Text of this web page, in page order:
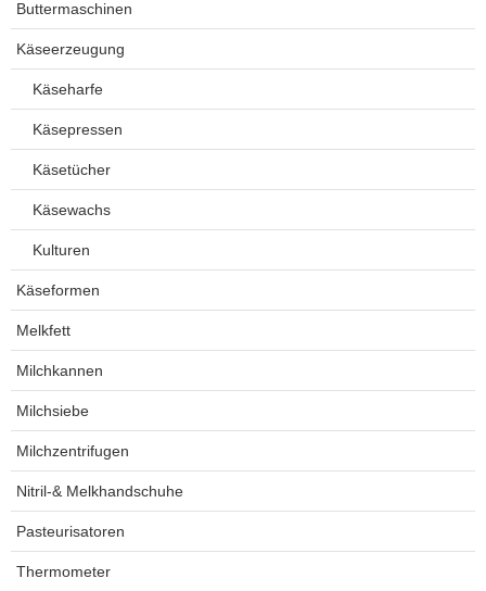
Buttermaschinen
Käseerzeugung
Käseharfe
Käsepressen
Käsetücher
Käsewachs
Kulturen
Käseformen
Melkfett
Milchkannen
Milchsiebe
Milchzentrifugen
Nitril-& Melkhandschuhe
Pasteurisatoren
Thermometer